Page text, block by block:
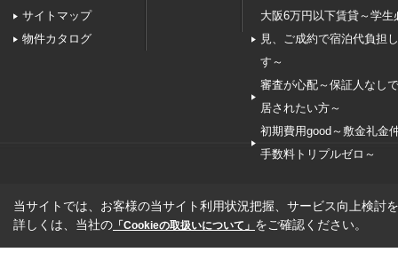
サイトマップ
物件カタログ
大阪6万円以下賃貸～学生
見、ご成約で宿泊代負担
す～
審査が心配～保証人なし
居されたい方～
初期費用good～敷金礼金
手数料トリプルゼロ～
当サイトでは、お客様の当サイト利用状況把握、サービス向上検討
詳しくは、当社の 「Cookieの取扱いについて」 をご確認ください。